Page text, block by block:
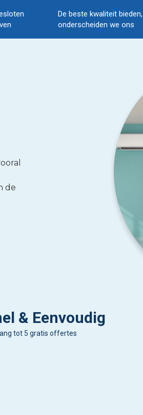
De beste kwaliteit
onderscheiden we ons
de
& Eenvoudig
tot 5 gratis offertes